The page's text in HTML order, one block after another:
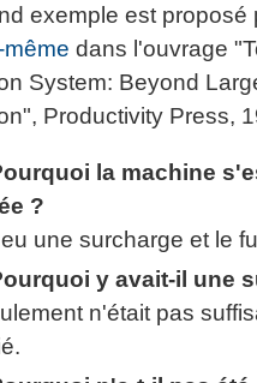
exemple est proposé
dans l'ouvrage
System: Beyond
Productivity Press,
la machine
?
une surcharge et le
y avait-il une
n'était pas